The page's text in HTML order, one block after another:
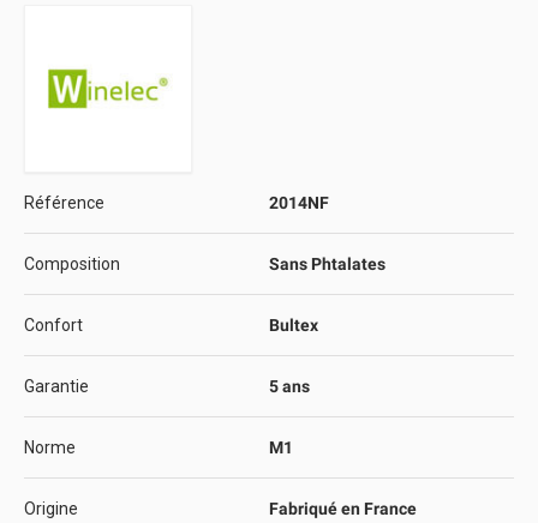
Référence 2014NF
Composition Sans Phtalates
Confort Bultex
Garantie 5 ans
Norme M1
Origine Fabriqué en France